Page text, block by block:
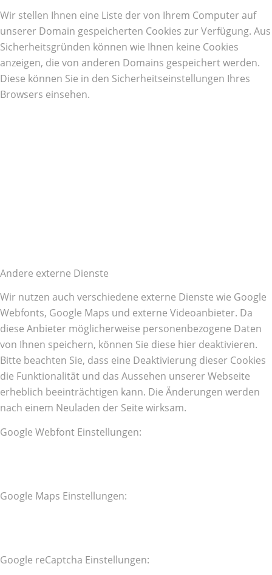
Wir stellen Ihnen eine Liste der von Ihrem Computer auf
unserer Domain gespeicherten Cookies zur Verfügung. Aus
Sicherheitsgründen können wie Ihnen keine Cookies
anzeigen, die von anderen Domains gespeichert werden.
Diese können Sie in den Sicherheitseinstellungen Ihres
Browsers einsehen.
Andere externe Dienste
Wir nutzen auch verschiedene externe Dienste wie Google
Webfonts, Google Maps und externe Videoanbieter. Da
diese Anbieter möglicherweise personenbezogene Daten
von Ihnen speichern, können Sie diese hier deaktivieren.
Bitte beachten Sie, dass eine Deaktivierung dieser Cookies
die Funktionalität und das Aussehen unserer Webseite
erheblich beeinträchtigen kann. Die Änderungen werden
nach einem Neuladen der Seite wirksam.
Google Webfont Einstellungen:
Google Maps Einstellungen:
Google reCaptcha Einstellungen: